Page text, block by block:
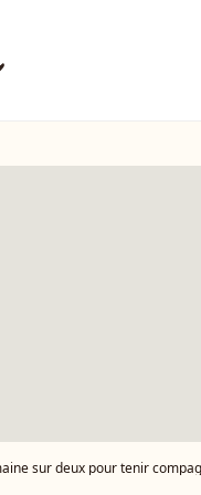
et sa femme Cerise (Christine Marot) lors de l'avant-première du